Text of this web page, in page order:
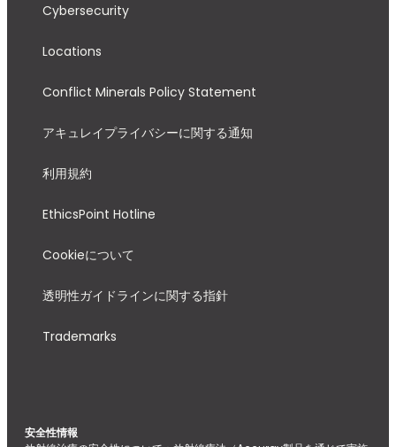
Cybersecurity
Locations
Conflict Minerals Policy Statement
アキュレイプライバシーに関する通知
利用規約
EthicsPoint Hotline
Cookieについて
透明性ガイドラインに関する指針
Trademarks
安全性情報